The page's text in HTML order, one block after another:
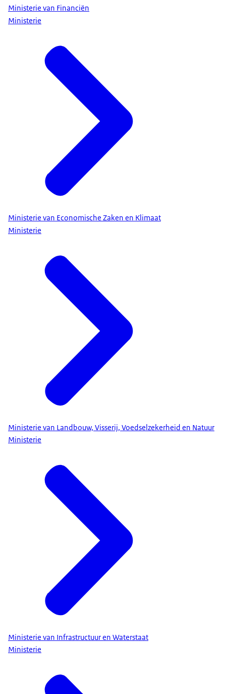
Ministerie van Financiën
Ministerie
Ministerie van Economische Zaken en Klimaat
Ministerie
Ministerie van Landbouw, Visserij, Voedselzekerheid en Natuur
Ministerie
Ministerie van Infrastructuur en Waterstaat
Ministerie